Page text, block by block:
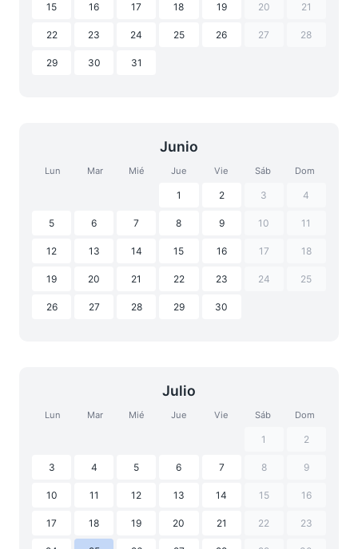
15 16 17 18 19 20 21
22 23 24 25 26 27 28
29 30 31
Junio
Lun Mar Mié Jue Vie Sáb Dom
1 2 3 4
5 6 7 8 9 10 11
12 13 14 15 16 17 18
19 20 21 22 23 24 25
26 27 28 29 30
Julio
Lun Mar Mié Jue Vie Sáb Dom
1 2
3 4 5 6 7 8 9
10 11 12 13 14 15 16
17 18 19 20 21 22 23